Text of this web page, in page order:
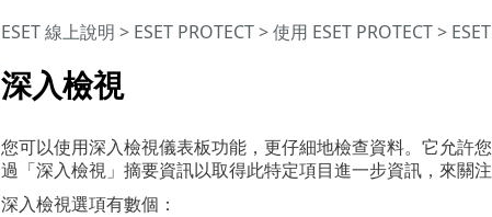
深入檢視
ESET 線上說明 > ESET PROTECT>使用 ESET PROTECT>
您可以使用深入檢視儀表板功能，更仔細地檢查資料。它允許
過「深入檢視」摘要資訊以取得此特定項目進一步資訊，來關
深入檢視選項有數個：